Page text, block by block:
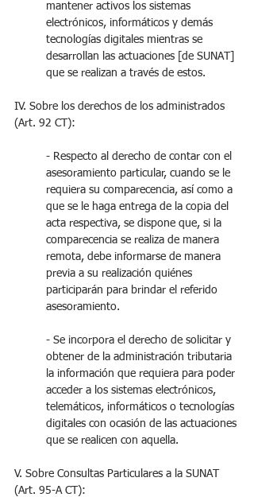
mantener activos los sistemas
electrónicos, informáticos y demás
tecnologías digitales mientras se
desarrollan las actuaciones [de SUNAT]
que se realizan a través de estos.
IV. Sobre los derechos de los administrados
(Art. 92 CT):
- Respecto al derecho de contar con el
asesoramiento particular, cuando se le
requiera su comparecencia, así como a
que se le haga entrega de la copia del
acta respectiva, se dispone que, si la
comparecencia se realiza de manera
remota, debe informarse de manera
previa a su realización quiénes
participarán para brindar el referido
asesoramiento.
- Se incorpora el derecho de solicitar y
obtener de la administración tributaria
la información que requiera para poder
acceder a los sistemas electrónicos,
telemáticos, informáticos o tecnologías
digitales con ocasión de las actuaciones
que se realicen con aquella.
V. Sobre Consultas Particulares a la SUNAT
(Art. 95-A CT):